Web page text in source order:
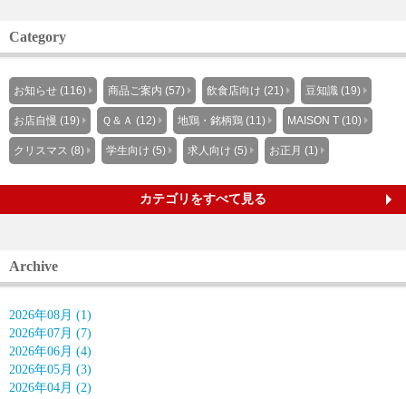
Category
お知らせ (116) 商品ご案内 (57) 飲食店向け (21) 豆知識 (19)
お店自慢 (19) Ｑ＆Ａ (12) 地鶏・銘柄鶏 (11) MAISON T (10)
クリスマス (8) 学生向け (5) 求人向け (5) お正月 (1)
カテゴリをすべて見る
Archive
2026年08月 (1)
2026年07月 (7)
2026年06月 (4)
2026年05月 (3)
2026年04月 (2)